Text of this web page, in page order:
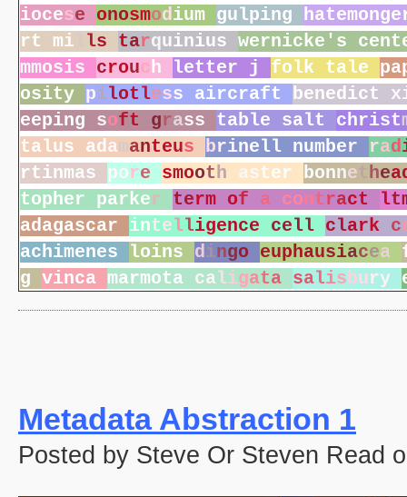
iocese onosmodium gulping hatemonge
rt mi ls tarquinius wernicke ' s cent
mmosis crouch letter j folk tale pa
osity pilotless aircraft benedict x
eeping soft grass table salt christ
talus adamanteus brinell number rad
rtinmas pore smooth aster bonne hea
topher parker term of a contract lt
adagascar intelligence cell clark c
achimenes loins dingo euphausiacea
g vinca marmota caligata salisbury
Metadata Abstraction 1
Posted by Steve Or Steven Read